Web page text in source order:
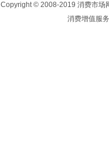
Copyright © 2008-2019 消费市场
消费增值服